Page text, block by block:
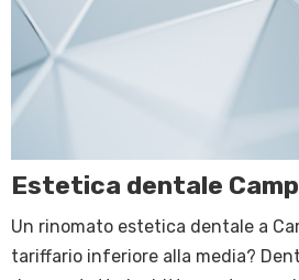
Estetica dentale
Un rinomato estetica dentale a Campora può
tariffario inferiore alla media?